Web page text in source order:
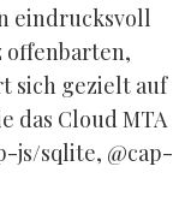
eindrucksvoll
offenbarten,
sich gezielt auf
das Cloud MTA
js/sqlite, @cap-